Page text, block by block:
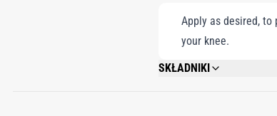
Apply as desired,
your knee.
SKŁADNIKI
ALCOHOL DENAT., PARFUM
ISOMETHYL IONONE,